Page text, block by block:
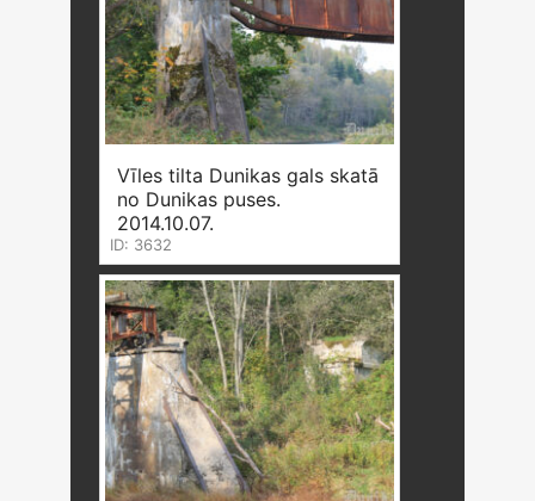
Vīles tilta Dunikas gals skatā
no Dunikas puses.
2014.10.07.
ID: 3632